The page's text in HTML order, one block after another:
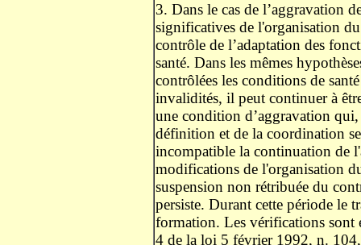
3. Dans le cas de l’aggravation
significatives de l'organisation
contrôle de l’adaptation des
santé. Dans les mêmes
contrôlées les conditions de
invalidités, il peut continuer à
une condition d’aggravation
définition et de la coordination
incompatible la continuation de
modifications de l'organisation
suspension non rétribuée du
persiste. Durant cette période le
formation. Les vérifications sont
4 de la loi 5 février 1992, n.